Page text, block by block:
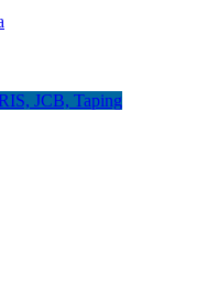
JCB, Taping